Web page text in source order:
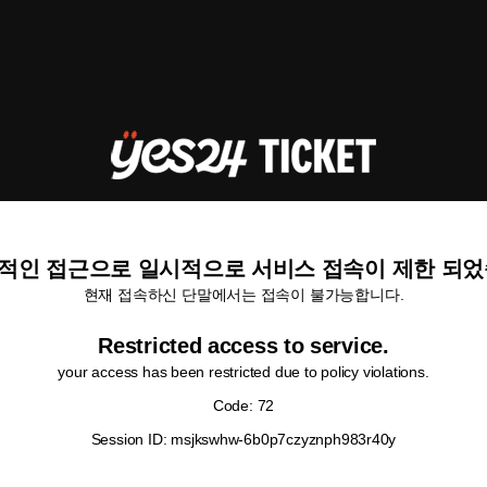
인 접근으로 일시적으로 서비스 접속이 제한 되
현재 접속하신 단말에서는 접속이 불가능합니다.
Restricted access to service.
your access has been restricted due to policy violations.
Code: 72
Session ID: msjkswhw-6b0p7czyznph983r40y